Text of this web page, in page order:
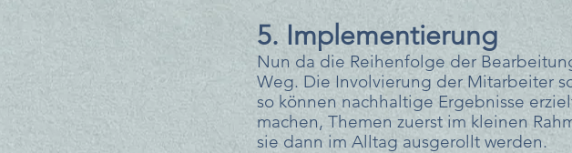
5. Implementierung
Nun da die Reihenfolge der
Weg. Die Involvierung der Mitarbeiter
so können nachhaltige Ergebnisse
machen, Themen zuerst im kleinen
sie dann im Alltag ausgerollt werden.